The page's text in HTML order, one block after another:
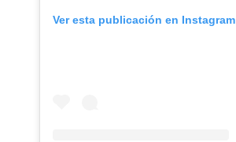
Ver esta publicación en Instagram